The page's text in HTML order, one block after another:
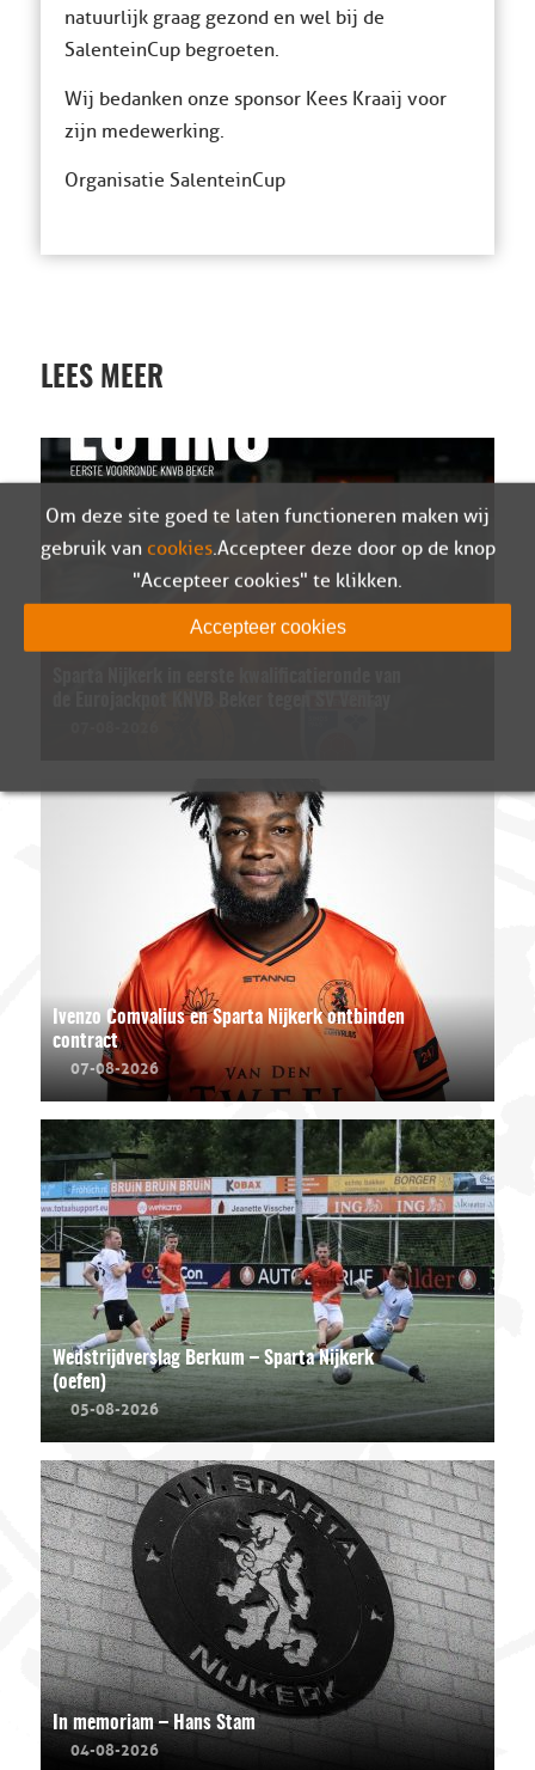
natuurlijk graag gezond en wel bij de
SalenteinCup begroeten.
Wij bedanken onze sponsor Kees Kraaij voor
zijn medewerking.
Organisatie SalenteinCup
LEES MEER
Ivenzo Comvalius en Sparta Nijkerk ontbinden
contract
07-08-2026
Wedstrijdverslag Berkum – Sparta Nijkerk
(oefen)
05-08-2026
In memoriam – Hans Stam
04-08-2026
Om deze site goed te laten functioneren maken wij
gebruik van cookies. Accepteer deze door op de knop
"Accepteer cookies" te klikken.
Accepteer cookies